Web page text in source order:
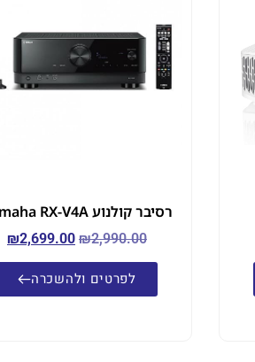
רסיבר קולנוע Yamaha RX-V4A
₪2,990.00
₪2,699.00
לפרטים ולהשכרה